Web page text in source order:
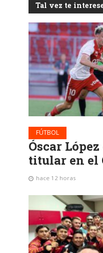
Tal vez te
FÚTBOL
Óscar
titular en el
hace 12 horas